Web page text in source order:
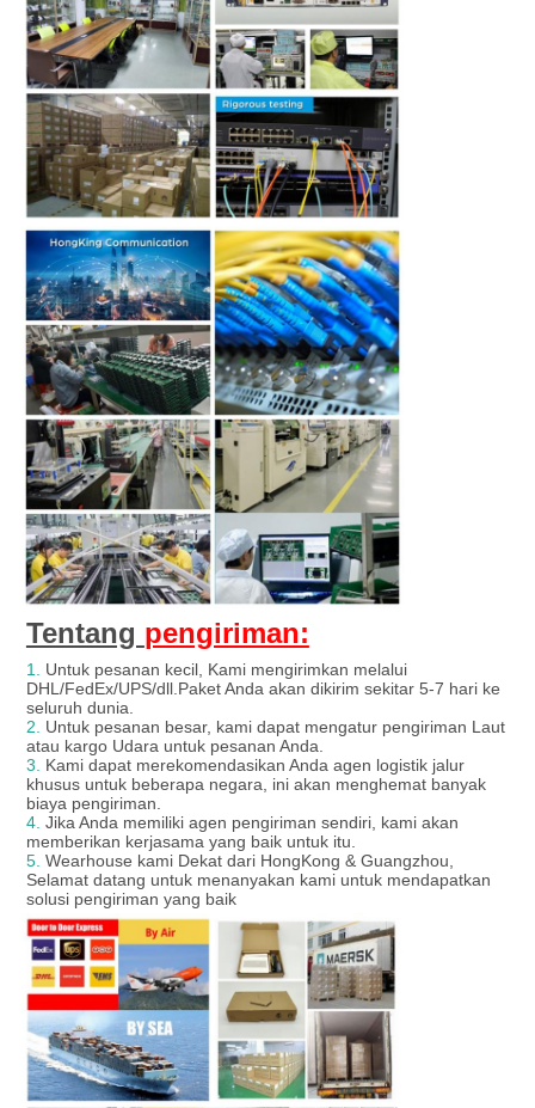
Tentang pengiriman:
1. Untuk pesanan kecil, Kami mengirimkan melalui
DHL/FedEx/UPS/dll.Paket Anda akan dikirim sekitar 5-7 hari ke
seluruh dunia.
2. Untuk pesanan besar, kami dapat mengatur pengiriman Laut
atau kargo Udara untuk pesanan Anda.
3. Kami dapat merekomendasikan Anda agen logistik jalur
khusus untuk beberapa negara, ini akan menghemat banyak
biaya pengiriman.
4. Jika Anda memiliki agen pengiriman sendiri, kami akan
memberikan kerjasama yang baik untuk itu.
5. Wearhouse kami Dekat dari HongKong & Guangzhou,
Selamat datang untuk menanyakan kami untuk mendapatkan
solusi pengiriman yang baik